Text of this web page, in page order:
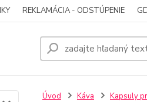
REKLAMÁCIA - ODSTÚPENIE
Úvod Káva Kapsuly